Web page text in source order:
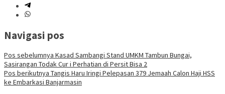
Navigasi pos
Pos sebelumnya Kasad Sambangi Stand UMKM Tambun Bungai,
Sasirangan Todak Cur i Perhatian di Persit Bisa 2
Pos berikutnya Tangis Haru Iringi Pelepasan 379 Jemaah Calon Haji HSS
ke Embarkasi Banjarmasin